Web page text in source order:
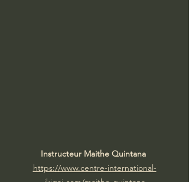
Instructeur Maithe Quintana
https://www.centre-international-